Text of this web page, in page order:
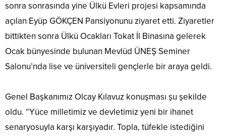
sonra sonrasında yine Ülkü Evleri projesi kapsamında
açılan Eyüp GÖKÇEN Pansiyonunu ziyaret etti. Ziyaretler
bittikten sonra Ülkü Ocakları Tokat İl Binasına gelerek
Ocak bünyesinde bulunan Mevlüd ÜNEŞ Seminer
Salonu’nda lise ve üniversiteli gençlerle bir araya geldi.
Genel Başkanımız Olcay Kılavuz konuşması şu şekilde
oldu. “Yüce milletimiz ve devletimiz yeni bir ihanet
senaryosuyla karşı karşıyadır. Topla, tüfekle istediğini